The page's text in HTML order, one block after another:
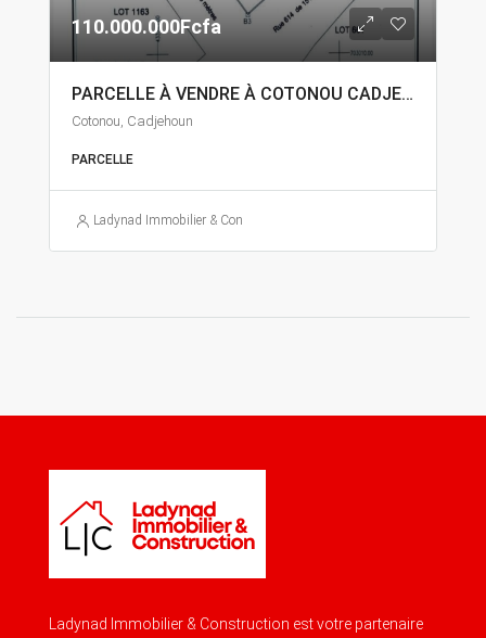
110.000.000Fcfa
PARCELLE À VENDRE À COTONOU CADJEHOUN
Cotonou, Cadjehoun
PARCELLE
Ladynad Immobilier & Construction
Ladynad Immobilier & Construction est votre partenaire